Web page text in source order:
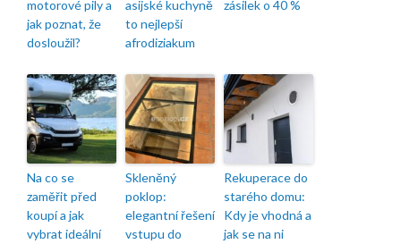
motorové pily a
jak poznat, že
dosloužil?
asijské kuchyně
to nejlepší
afrodiziakum
zásilek o 40 %
Na co se
zaměřit před
koupí a jak
vybrat ideální
Skleněný
poklop:
elegantní řešení
vstupu do
Rekuperace do
starého domu:
Kdy je vhodná a
jak se na ni